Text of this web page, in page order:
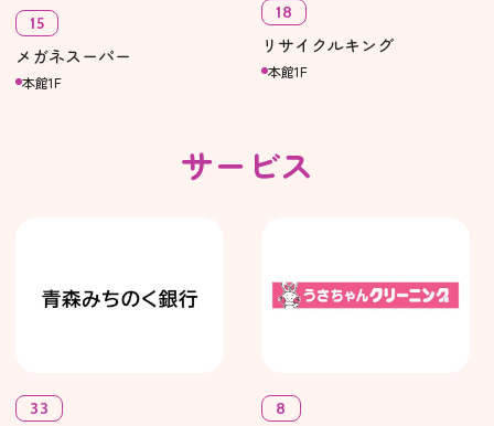
15
メガネスーパー
本館1F
18
リサイクルキング
本館1F
サービス
33 8